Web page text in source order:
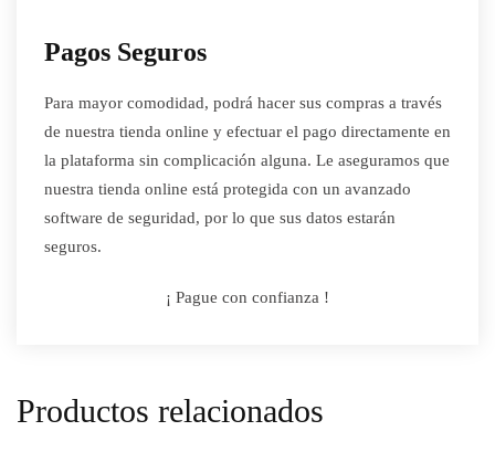
Pagos Seguros
Para mayor comodidad, podrá hacer sus compras a través
de nuestra tienda online y efectuar el pago directamente en
la plataforma sin complicación alguna. Le aseguramos que
nuestra tienda online está protegida con un avanzado
software de seguridad, por lo que sus datos estarán
seguros.
¡ Pague con confianza !
Productos relacionados